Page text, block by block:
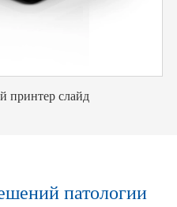
принтер слайд
патологии